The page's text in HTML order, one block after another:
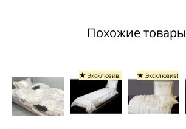
Похожие товары
Эксклюзив! Эксклюзив!